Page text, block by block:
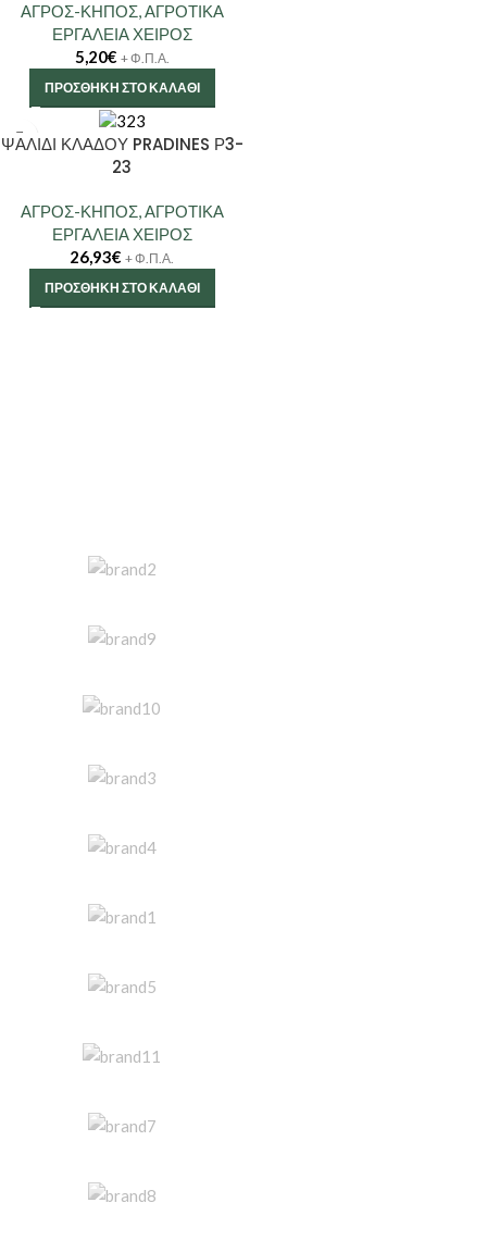
ΑΓΡΟΣ-ΚΗΠΟΣ,ΑΓΡΟΤΙΚΑ
ΕΡΓΑΛΕΙΑ ΧΕΙΡΟΣ
5,20€ + Φ.Π.Α.
ΠΡΟΣΘΉΚΗ ΣΤΟ ΚΑΛΆΘΙ
ΨΑΛΙΔΙ ΚΛΑΔΟΥ PRADINES Ρ3-
23
ΑΓΡΟΣ-ΚΗΠΟΣ,ΑΓΡΟΤΙΚΑ
ΕΡΓΑΛΕΙΑ ΧΕΙΡΟΣ
26,93€ + Φ.Π.Α.
ΠΡΟΣΘΉΚΗ ΣΤΟ ΚΑΛΆΘΙ